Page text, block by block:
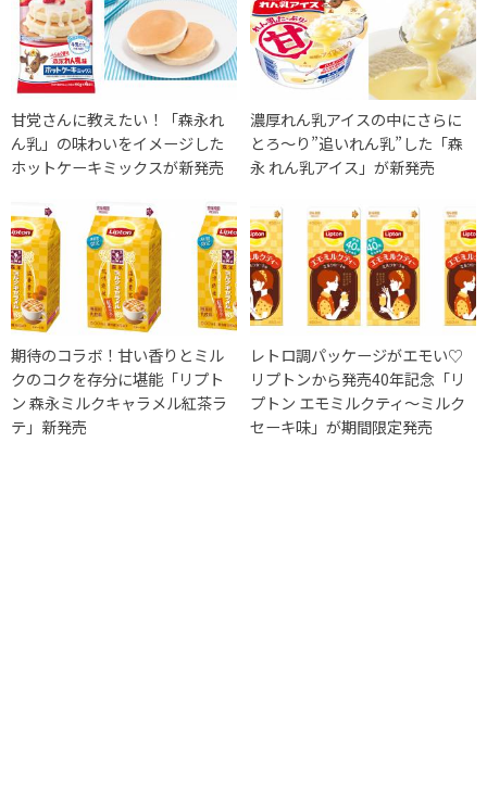
甘党さんに教えたい！「森永れ
ん乳」の味わいをイメージした
ホットケーキミックスが新発売
濃厚れん乳アイスの中にさらに
とろ〜り”追いれん乳”した「森
永 れん乳アイス」が新発売
期待のコラボ！甘い香りとミル
クのコクを存分に堪能「リプト
ン 森永ミルクキャラメル紅茶ラ
テ」新発売
レトロ調パッケージがエモい♡
リプトンから発売40年記念「リ
プトン エモミルクティ～ミルク
セーキ味」が期間限定発売